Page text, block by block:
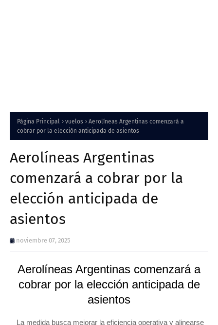
Página Principal vuelos
Aerolíneas Argentinas comenzará a
cobrar por la elección anticipada de asientos
Aerolíneas Argentinas
comenzará a cobrar por la
elección anticipada de
asientos
noviembre 07, 2025
Aerolíneas Argentinas comenzará a
cobrar por la elección anticipada de
asientos
La medida busca mejorar la eficiencia operativa y alinearse